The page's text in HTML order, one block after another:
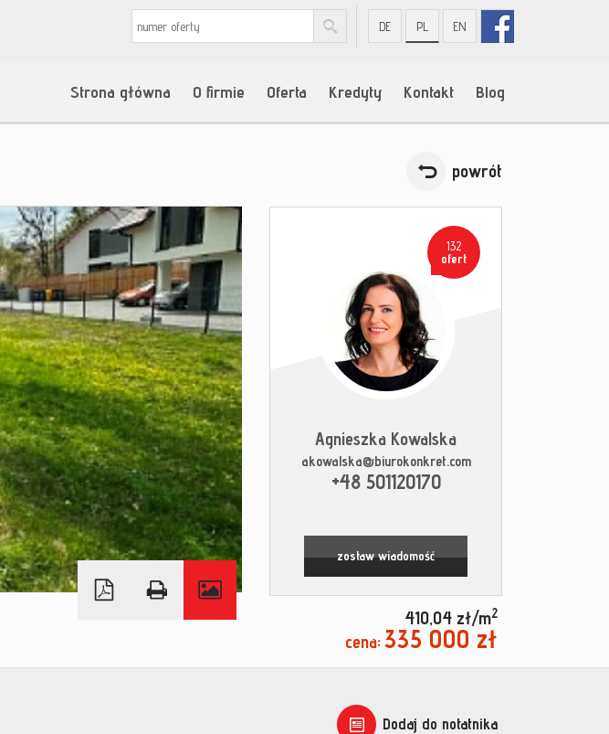
DE PL EN
Strona główna O firmie Oferta Kredyty Kontakt Blog
powrót
132
ofert
Agnieszka Kowalska
akowalska@biurokonkret.com
+48 501120170
zostaw wiadomość
410,04 zł/m2
cena: 335 000 zł
Dodaj do notatnika